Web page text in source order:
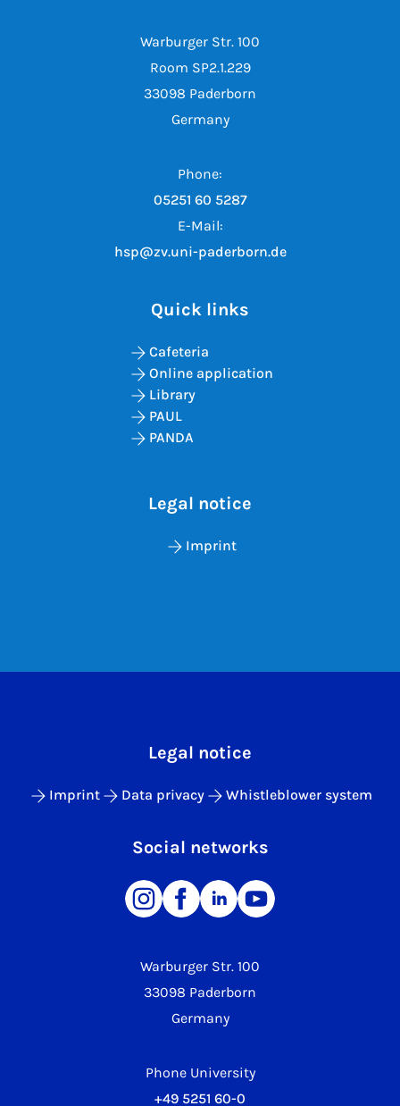
Warburger Str. 100
Room SP2.1.229
33098 Paderborn
Germany
Phone:
05251 60 5287
E-Mail:
hsp@zv.uni-paderborn.de
Quick links
Cafeteria
Online application
Library
PAUL
PANDA
Legal notice
Imprint
Warburger Str. 100
33098 Paderborn
Germany
Phone University
+49 5251 60-0
Legal notice
Imprint Data privacy Whistleblower system
Social networks